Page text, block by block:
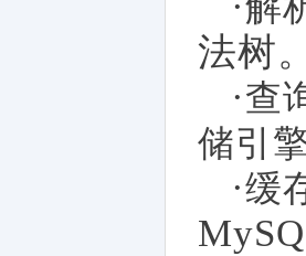
法树
·查
储引
·缓